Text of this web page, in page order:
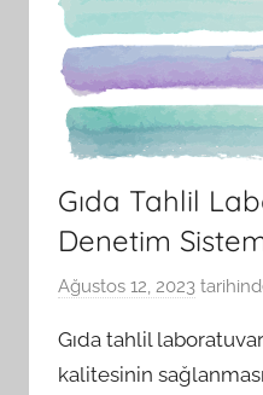
Gıda Tahlil
Denetim
Ağustos 12, 2023
Gıda tahlil
kalitesinin